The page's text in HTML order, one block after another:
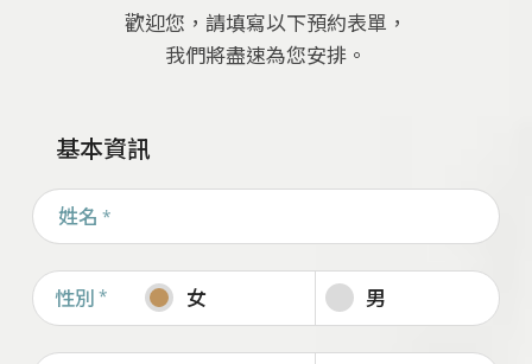
歡迎您，請填寫以下預約表單，
我們將盡速為您安排。
基本資訊
姓名 *
性別 * 女 男